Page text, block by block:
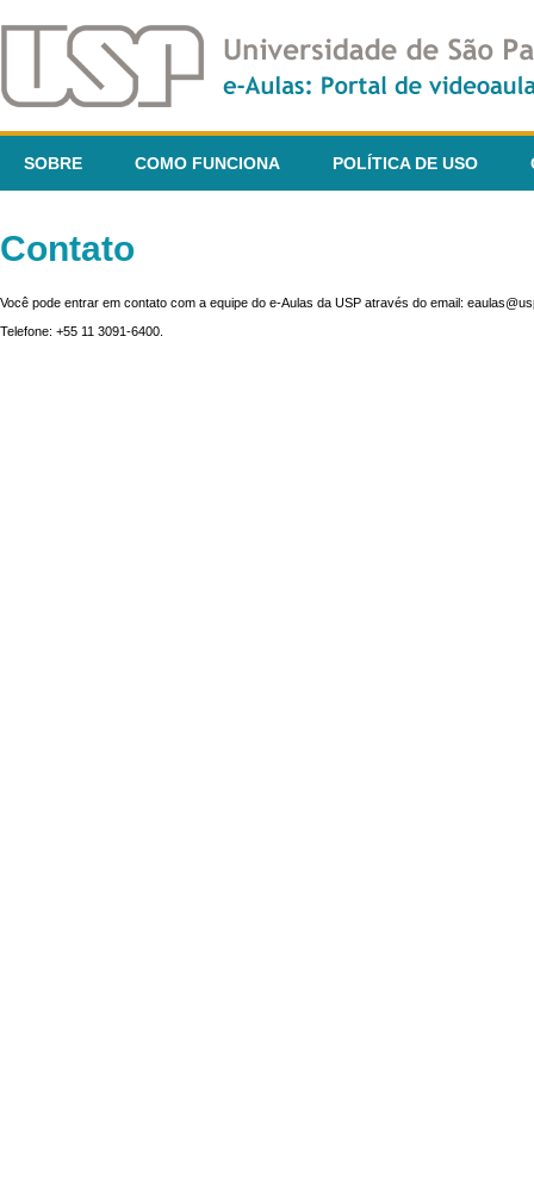
SOBRE COMO FUNCIONA POLÍTICA DE USO
Contato
Você pode entrar em contato com a equipe do e-Aulas da USP através do email:
Telefone: +55 11 3091-6400.